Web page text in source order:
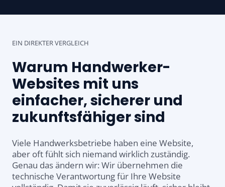
EIN DIREKTER VERGLEICH
Warum Handwerker-
Websites mit uns
einfacher, sicherer und
zukunftsfähiger sind
Viele Handwerksbetriebe haben eine Website,
aber oft fühlt sich niemand wirklich zuständig.
Genau das ändern wir: Wir übernehmen die
technische Verantwortung für Ihre Website